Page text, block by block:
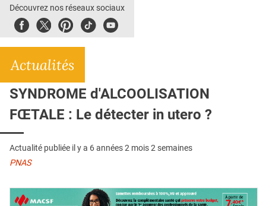
E-REVUE SAD
L'APP
QUI SOMMES-NOUS ?
PUBLICITÉ
CONDITIONS GÉNÉRALES
CONTACT
Découvrez nos réseaux sociaux
FacebookTwitterPinterest
TiktokYoubute
Actualités
SYNDROME d'ALCOOLISATION
FŒTALE : Le détecter in utero ?
Actualité publiée il y a 6 années 2 mois 2 semaines
PNAS